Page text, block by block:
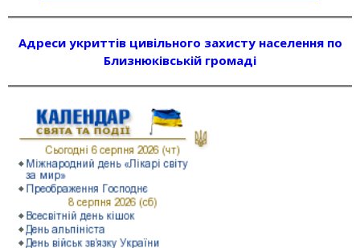
Адреси укриттів цивільного захисту населення по
Близнюківській громаді